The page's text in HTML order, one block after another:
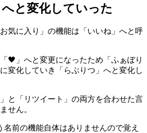
へと変化していった
気に入り」の機能は「いいね」へと呼
🖤」へと変更になったため「ふぁぼり
変化していき「らぶりつ」へと変化し
と「リツイート」の両方を合わせた言
せん。
名前の機能自体はありませんので覚え